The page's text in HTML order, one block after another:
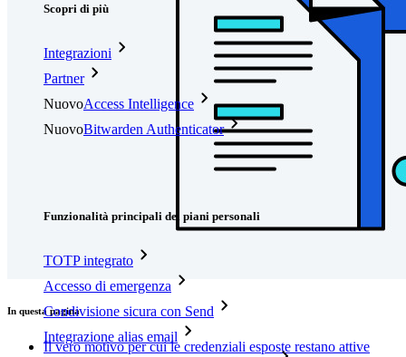
Scopri di più
Integrazioni
Partner
NuovoAccess Intelligence
NuovoBitwarden Authenticator
Funzionalità principali dei piani personali
TOTP integrato
Accesso di emergenza
Condivisione sicura con Send
Integrazione alias email
In questa pagina
Il vero motivo per cui le credenziali esposte restano attive